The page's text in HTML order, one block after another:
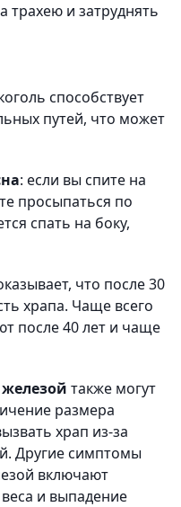
трахею и затруднять
способствует
путей, что может
: если вы спите на
просыпаться по
спать на боку,
что после 30
храпа. Чаще всего
после 40 лет и чаще
также могут
размера
храп из-за
Другие симптомы
включают
и выпадение